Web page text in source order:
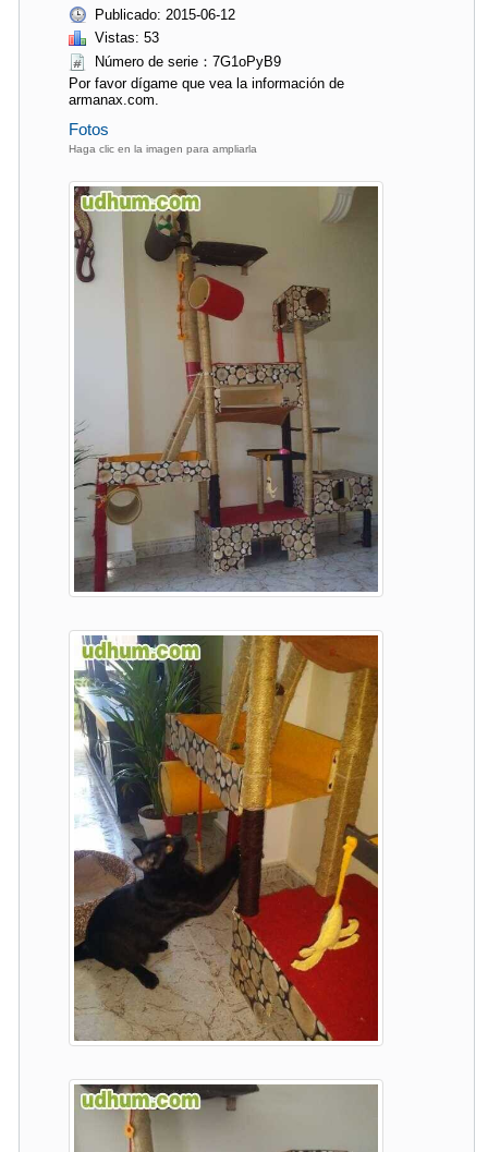
Publicado: 2015-06-12
Vistas: 53
Número de serie：7G1oPyB9
Por favor dígame que vea la información de
armanax.com.
Fotos
Haga clic en la imagen para ampliarla